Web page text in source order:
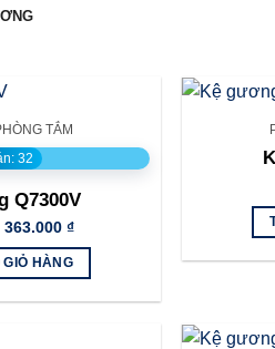
TẮM
32
Q7300V
Giá
là:
378.000 ₫.
363.000₫Giá
GIỎ HÀNG